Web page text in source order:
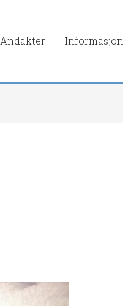
Andakter Informasjon